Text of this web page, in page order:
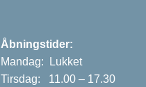
Åbningstider:
Mandag: Lukket
Tirsdag: 11.00 – 17.30